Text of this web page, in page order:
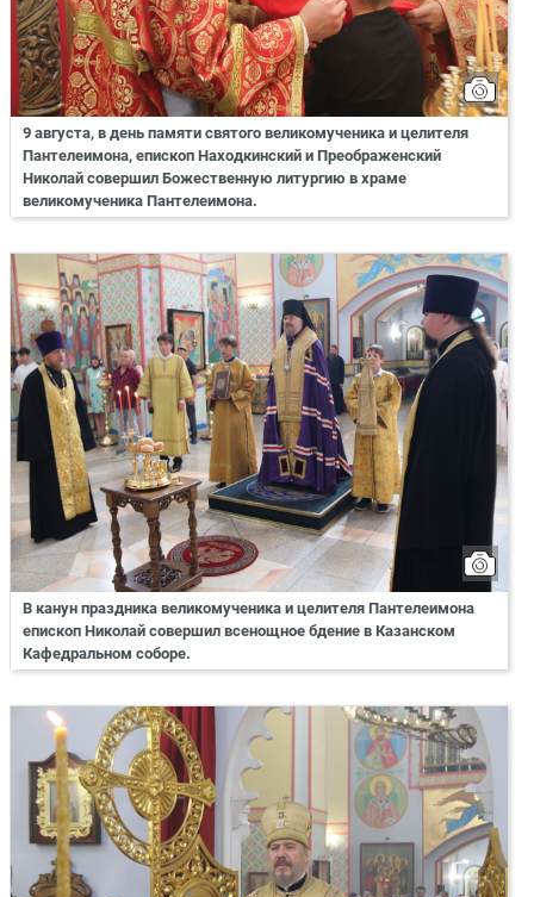
9 августа, в день памяти святого великомученика и целителя
Пантелеимона, епископ Находкинский и Преображенский
Николай совершил Божественную литургию в храме
великомученика Пантелеимона.
В канун праздника великомученика и целителя Пантелеимона
епископ Николай совершил всенощное бдение в Казанском
Кафедральном соборе.